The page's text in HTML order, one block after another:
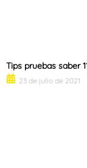
Tips pruebas saber
23 de julio de 2021